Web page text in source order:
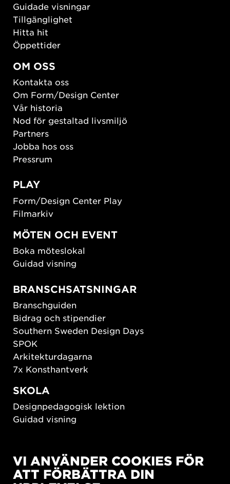
Guidade visningar
Tillgänglighet
Hitta hit
Öppettider
OM OSS
Kontakta oss
Om Form/Design Center
Vår historia
Nod för gestaltad livsmiljö
Partners
Jobba hos oss
Pressrum
PLAY
Form/Design Center Play
Filmarkiv
MÖTEN OCH EVENT
Boka möteslokal
Guidad visning
BRANSCHSATSNINGAR
Branschguiden
Bidrag och stipendier
Southern Sweden Design Days
SPOK
Arkitekturdagarna
7x Konsthantverk
SKOLA
Designpedagogisk lektion
Guidad visning
New European Bauhaus
SUSTAINORDIC
VI ANVÄNDER COOKIES FÖR
ATT FÖRBÄTTRA DIN